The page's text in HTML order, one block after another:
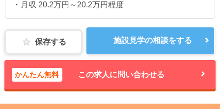
・月収 20.2万円～20.2万円程度
保存する 施設見学の相談をする
かんたん無料 この求人に問い合わせる